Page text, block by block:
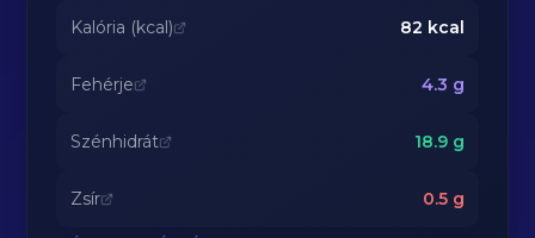
Kalória (kcal) 82 kcal
Fehérje 4.3 g
Szénhidrát 18.9g
Zsír 0.5g